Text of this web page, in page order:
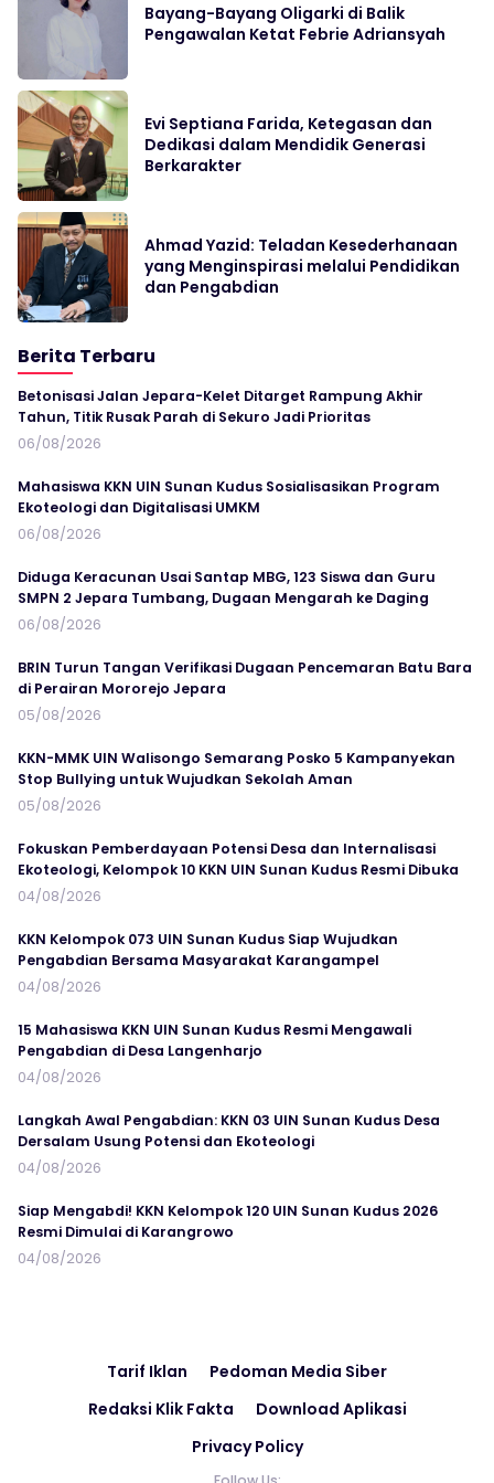
Bayang-Bayang Oligarki di Balik
Pengawalan Ketat Febrie Adriansyah
Evi Septiana Farida, Ketegasan dan
Dedikasi dalam Mendidik Generasi
Berkarakter
Ahmad Yazid: Teladan Kesederhanaan
yang Menginspirasi melalui Pendidikan
dan Pengabdian
Berita Terbaru
Betonisasi Jalan Jepara-Kelet Ditarget Rampung Akhir
Tahun, Titik Rusak Parah di Sekuro Jadi Prioritas
06/08/2026
Mahasiswa KKN UIN Sunan Kudus Sosialisasikan Program
Ekoteologi dan Digitalisasi UMKM
06/08/2026
Diduga Keracunan Usai Santap MBG, 123 Siswa dan Guru
SMPN 2 Jepara Tumbang, Dugaan Mengarah ke Daging
06/08/2026
BRIN Turun Tangan Verifikasi Dugaan Pencemaran Batu Bara
di Perairan Mororejo Jepara
05/08/2026
KKN-MMK UIN Walisongo Semarang Posko 5 Kampanyekan
Stop Bullying untuk Wujudkan Sekolah Aman
05/08/2026
Fokuskan Pemberdayaan Potensi Desa dan Internalisasi
Ekoteologi, Kelompok 10 KKN UIN Sunan Kudus Resmi Dibuka
04/08/2026
KKN Kelompok 073 UIN Sunan Kudus Siap Wujudkan
Pengabdian Bersama Masyarakat Karangampel
04/08/2026
15 Mahasiswa KKN UIN Sunan Kudus Resmi Mengawali
Pengabdian di Desa Langenharjo
04/08/2026
Langkah Awal Pengabdian: KKN 03 UIN Sunan Kudus Desa
Dersalam Usung Potensi dan Ekoteologi
04/08/2026
Siap Mengabdi! KKN Kelompok 120 UIN Sunan Kudus 2026
Resmi Dimulai di Karangrowo
04/08/2026
Tarif Iklan
Pedoman Media Siber
Redaksi Klik Fakta
Download Aplikasi
Privacy Policy